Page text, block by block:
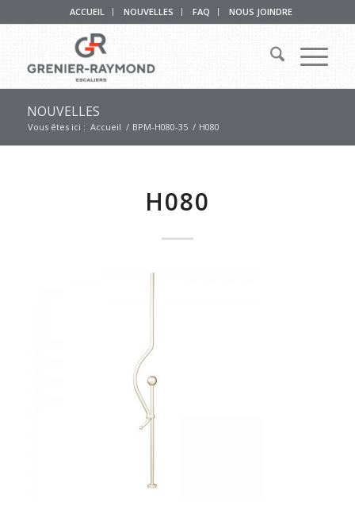
ACCUEIL NOUVELLES FAQ NOUS JOINDRE
NOUVELLES
Vous êtes ici : Accueil / BPM-H080-35 / H080
H080